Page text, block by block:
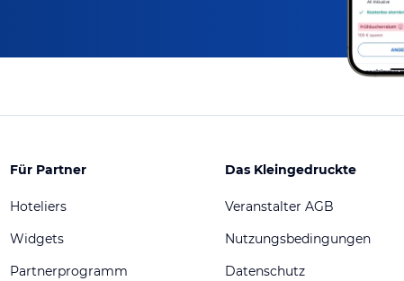
Für Partner
Hoteliers
Widgets
Partnerprogramm
Das Kleingedruckte
Veranstalter AGB
Nutzungsbedingungen
Datenschutz